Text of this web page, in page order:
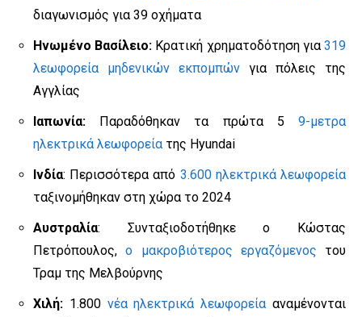
διαγωνισμός για 39 οχήματα
Ηνωμένο Βασίλειο: Κρατική χρηματοδότηση για319
λεωφορεία μηδενικών εκπομπών για πόλεις της
Αγγλίας
Ιαπωνία: Παραδόθηκαν τα πρώτα 5 9-μετρα
ηλεκτρικά λεωφορεία της Hyundai
Ινδία: Περισσότερα από 3.600 ηλεκτρικά λεωφορεία
ταξινομήθηκαν στη χώρα το 2024
Αυστραλία: Συνταξιοδοτήθηκε ο Κώστας
Πετρόπουλος,ο μακροβιότερος εργαζόμενος του
Τραμ της Μελβούρνης
Χιλή: 1.800 νέα ηλεκτρικά λεωφορεία αναμένονται